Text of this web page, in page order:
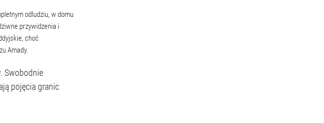
odludziu, w domu
przywidzenia i
choć
Amady.
Swobodnie
pojęcia granic